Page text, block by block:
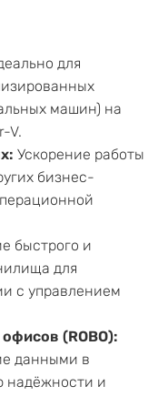
для
машин) на
V.
Ускорение работы
бизнес-
быстрого и
для
с управлением
(ROBO):
данными в
надёжности и